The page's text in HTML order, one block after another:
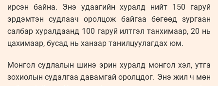
ирсэн байна. Энэ удаагийн хуралд нийт 150 гаруй
эрдэмтэн судлаач оролцож байгаа бөгөөд зургаан
салбар хуралдаанд 100 гаруй илтгэл танхимаар, 20 нь
цахимаар, бусад нь ханаар танилцуулагдах юм.
Монгол судлалын шинэ эрин хуралд монгол хэл, утга
зохиолын судалгаа давамгай оролцдог. Энэ жил ч мөн